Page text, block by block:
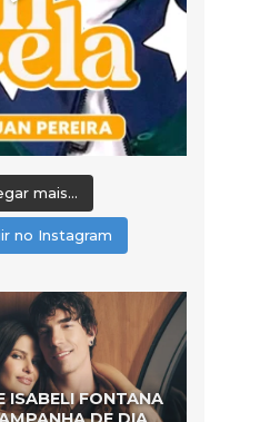
mais...
no Instagram
ISABELI FONTANA